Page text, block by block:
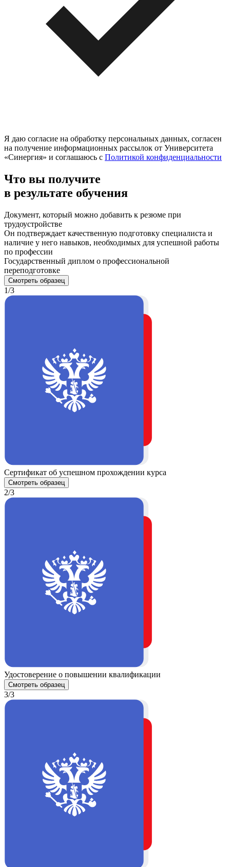
Я даю согласие на обработку персональных данных, согласен
на получение информационных рассылок от Университета
«Синергия» и соглашаюсь c Политикой конфиденциальности
Что вы получите
в результате обучения
Документ, который можно добавить к резюме при
трудоустройстве
Он подтверждает качественную подготовку специалиста и
наличие у него навыков, необходимых для успешной работы
по профессии
Государственный диплом о профессиональной
переподготовке
Смотреть образец
1/3
Сертификат об успешном прохождении курса
Смотреть образец
2/3
Удостоверение о повышении квалификации
Смотреть образец
3/3